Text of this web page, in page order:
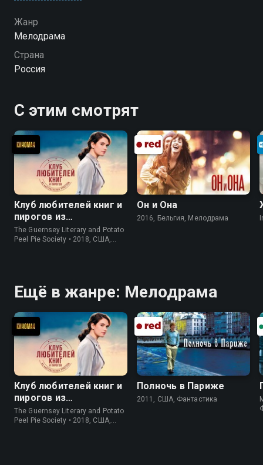
возлюбленного Артёма
Жанр
Мелодрама
Страна
Россия
С этим смотрят
Клуб любителей книг и
пирогов из
картофельных
очистков
The Guernsey Literary and Potato
Peel Pie Society • 2018, США,
Он и Она
2016, Бельгия, Мелодрама
Ещё в жанре: Мелодрама
Клуб любителей книг и
пирогов из
картофельных
очистков
The Guernsey Literary and Potato
Peel Pie Society • 2018, США,
Полночь в Париже
2011, США, Фантастика